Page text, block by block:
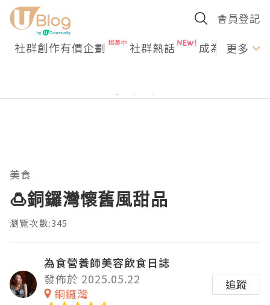
會員登記
社群創作有價企劃 社群熱話 成為U更多
美食
🍮銅鑼灣懷舊風甜品
瀏覽次數:345
為食營養師美容飲食日誌
發佈於 2025.05.22
銅鑼灣
追蹤